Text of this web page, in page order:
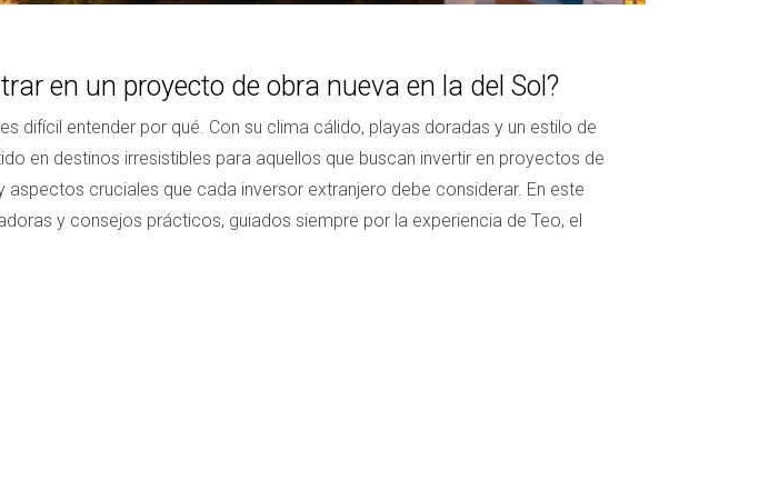
en un proyecto de obra nueva en la del Sol?
difícil entender por qué. Con su clima cálido, playas doradas y un estilo de
en destinos irresistibles para aquellos que buscan invertir en proyectos de
cruciales que cada inversor extranjero debe considerar. En este
y consejos prácticos, guiados siempre por la experiencia de Teo, el